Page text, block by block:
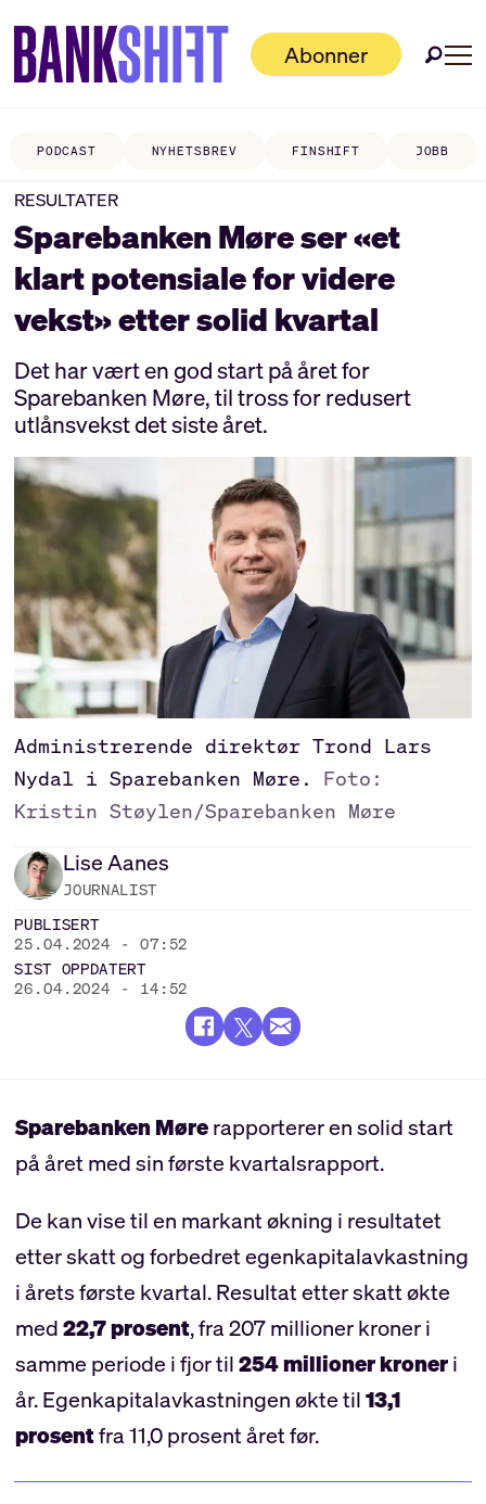
Abonner
PODCAST NYHETSBREV FINSHIFT JOBB
RESULTATER
Sparebanken Møre ser «et
klart potensiale for videre
vekst» etter solid kvartal
Det har vært en god start på året for
Sparebanken Møre, til tross for redusert
utlånsvekst det siste året.
Administrerende direktør Trond Lars
Nydal i Sparebanken Møre.
Foto:
Kristin Støylen/Sparebanken Møre
LiseAanes
JOURNALIST
PUBLISERT
25.04.2024 - 07:52
SIST OPPDATERT
26.04.2024 - 14:52
Sparebanken Mørerapporterer en solid start
på året med sin første kvartalsrapport.
De kan vise til en markant økning i resultatet
etter skatt og forbedret egenkapitalavkastning
i årets første kvartal. Resultat etter skatt økte
med22,7 prosent, fra 207 millioner kroner i
samme periode i fjor til254 millioner kroneri
år. Egenkapitalavkastningen økte til13,1
prosentfra 11,0 prosent året før.